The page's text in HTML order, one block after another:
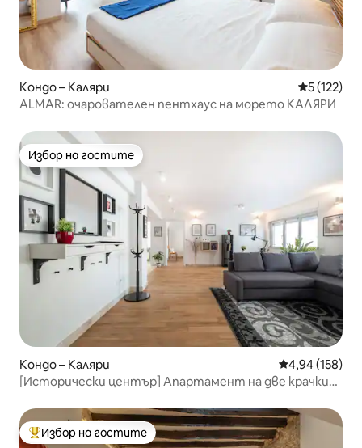
Кондо – Каляри Средна
5 (122)
ALMAR: очарователен пентхаус на морето КАЛЯРИ
Избор на гостите
Избор на гостите
Кондо – Каляри Средна
4,94 (158)
[Исторически център] Апартамент на две крачки
Най-популярен избор на гостите
Избор на гостите